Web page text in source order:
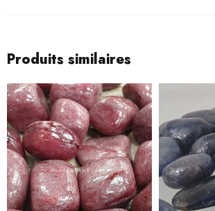
Produits similaires